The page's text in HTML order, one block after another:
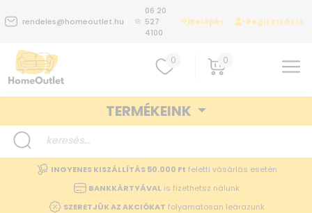
rendeles@homeoutlet.hu
06 20
527
4100
Belépés Regisztráció
0 0
TERMÉKEINK
INGYENES KISZÁLLÍTÁS 50.000 Ft feletti vásárlás esetén
BANKKÁRTYÁVALis fizethetsz nálunk
SZERETJÜK AZ AKCIÓKAT folyamatosan leárazunk